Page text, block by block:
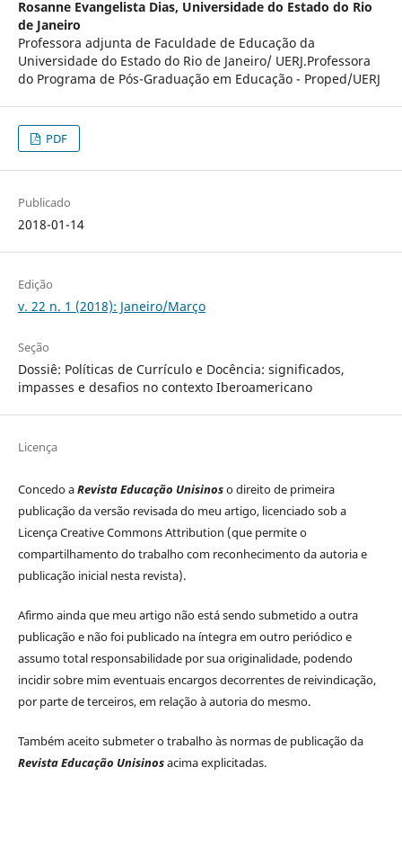
Rosanne Evangelista Dias, Universidade do Estado do Rio
de Janeiro
Professora adjunta de Faculdade de Educação da
Universidade do Estado do Rio de Janeiro/ UERJ.Professora
do Programa de Pós-Graduação em Educação - Proped/UERJ
PDF
Publicado
2018-01-14
Edição
v. 22 n. 1 (2018): Janeiro/Março
Seção
Dossiê: Políticas de Currículo e Docência: significados,
impasses e desafios no contexto Iberoamericano
Licença
Concedo aRevista Educação Unisinoso direito de primeira
publicação da versão revisada do meu artigo, licenciado sob a
Licença Creative Commons Attribution (que permite o
compartilhamento do trabalho com reconhecimento da autoria e
publicação inicial nesta revista).
Afirmo ainda que meu artigo não está sendo submetido a outra
publicação e não foi publicado na íntegra em outro periódico e
assumo total responsabilidade por sua originalidade, podendo
incidir sobre mim eventuais encargos decorrentes de reivindicação,
por parte de terceiros, em relação à autoria do mesmo.
Também aceito submeter o trabalho às normas de publicação da
Revista Educação Unisinosacima explicitadas.